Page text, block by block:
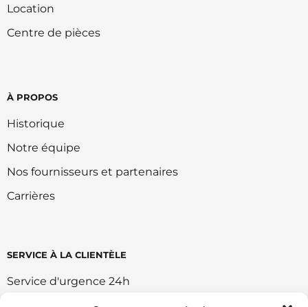
Location
Centre de pièces
À PROPOS
Historique
Notre équipe
Nos fournisseurs et partenaires
Carrières
SERVICE À LA CLIENTÈLE
Service d'urgence 24h